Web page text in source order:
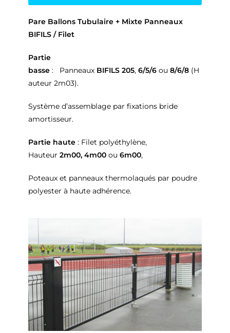
Pare Ballons Tubulaire + Mixte Panneaux
BIFILS / Filet
Partie
basse: Panneaux BIFILS 205, 6/5/6ou 8/6/8(H
auteur 2m03).
Système d’assemblage par fixations bride
amortisseur.
Partie haute: Filet polyéthylène,
Hauteur 2m00, 4m00ou 6m00,
Poteaux et panneaux thermolaqués par poudre
polyester à haute adhérence.